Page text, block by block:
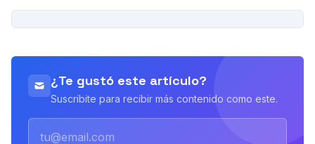
¿Te gustó este artículo?
Suscribite para recibir más contenido como este.